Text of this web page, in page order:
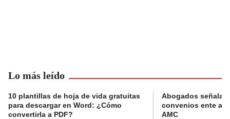
Lo más leído
10 plantillas de hoja de vida gratuitas
para descargar en Word: ¿Cómo
convertirla a PDF?
Abogados
convenios ente
AMC